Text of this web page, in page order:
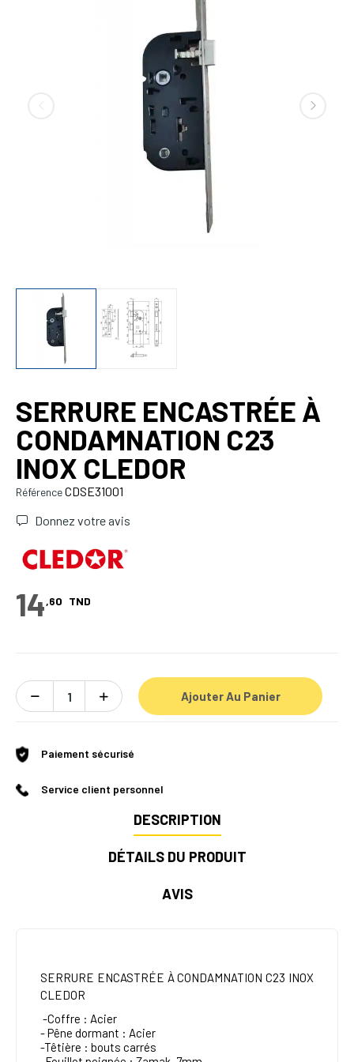
SERRURE ENCASTRÉE À
CONDAMNATION C23
INOX CLEDOR
RéférenceCDSE31001
Donnez votre avis
14,60 TND
Ajouter Au Panier
Paiement sécurisé
Service client personnel
DESCRIPTION
DÉTAILS DU PRODUIT
AVIS
SERRURE ENCASTRÉE À CONDAMNATION C23 INOX
CLEDOR
-Coffre : Acier
- Pêne dormant : Acier
-Têtière : bouts carrés